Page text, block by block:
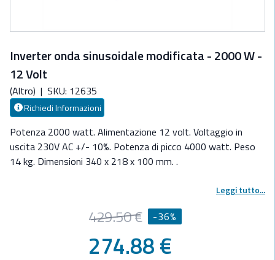
Inverter onda sinusoidale modificata - 2000 W -
12 Volt
(Altro) | SKU: 12635
Richiedi Informazioni
Potenza 2000 watt. Alimentazione 12 volt. Voltaggio in
uscita 230V AC +/- 10%. Potenza di picco 4000 watt. Peso
14 kg. Dimensioni 340 x 218 x 100 mm. .
Inverter onda sinusoidale modificata , trasforma la corrente
da 12 o 24 V a 220 V . Protezione per sovratensione, basso
voltaggio, cortocircuito in uscita. Fusibile di protezione .
Corpo in alluminio anodizzato per la massima dispersione di
Leggi tutto...
429.50 € -36%
274.88 €